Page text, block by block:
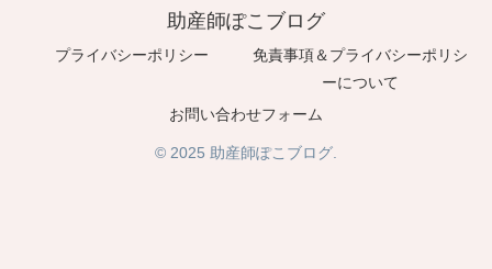
助産師ぽこブログ
プライバシーポリシー
免責事項＆プライバシーポリシ
ーについて
お問い合わせフォーム
© 2025 助産師ぽこブログ.